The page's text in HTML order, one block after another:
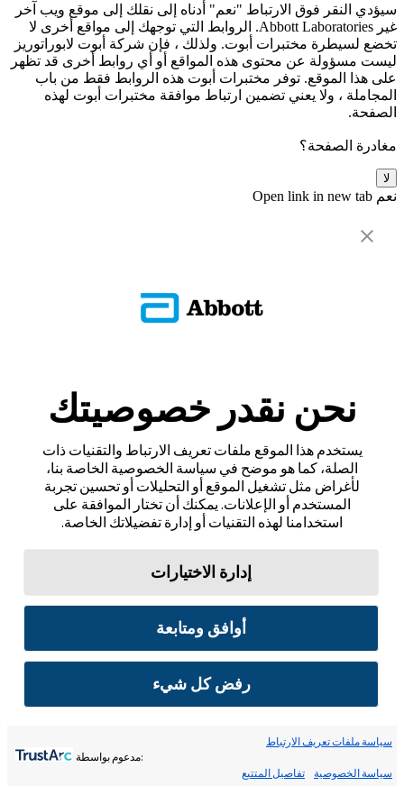
سيؤدي النقر فوق الارتباط "نعم" أدناه إلى نقلك إلى موقع ويب آخر
غير Abbott Laboratories. الروابط التي توجهك إلى مواقع أخرى لا
تخضع لسيطرة مختبرات أبوت. ولذلك ، فإن شركة أبوت لابوراتوريز
ليست مسؤولة عن محتوى هذه المواقع أو أي روابط أخرى قد تظهر
على هذا الموقع. توفر مختبرات أبوت هذه الروابط فقط من باب
المجاملة ، ولا يعني تضمين ارتباط موافقة مختبرات أبوت لهذه
الصفحة.
مغادرة الصفحة؟
لا
نعم Open link in new tab
نحن نقدر خصوصيتك
يستخدم هذا الموقع ملفات تعريف الارتباط والتقنيات ذات
الصلة، كما هو موضح في سياسة الخصوصية الخاصة بنا،
لأغراض مثل تشغيل الموقع أو التحليلات أو تحسين تجربة
المستخدم أو الإعلانات. يمكنك أن تختار الموافقة على
استخدامنا لهذه التقنيات أو إدارة تفضيلاتك الخاصة.
إدارة الاختيارات
أوافق ومتابعة
رفض كل شيء
سياسة ملفات تعريف الارتباط
سياسة الخصوصية تفاصيل المتتبع
:مدعوم بواسطة